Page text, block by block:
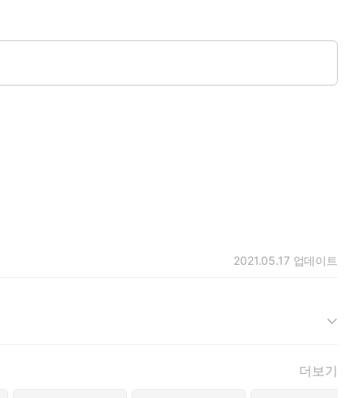
2021.05.17 업데이트
더보기